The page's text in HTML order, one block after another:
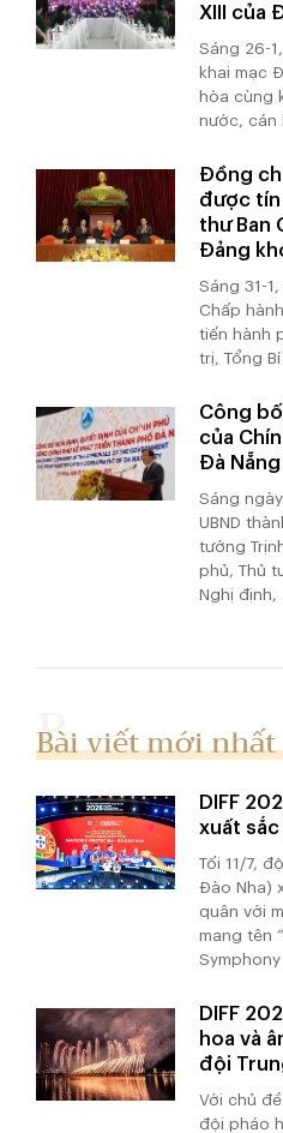
XIII của
Sáng 26-
khai mạc
hòa cùng
nước, cán
Đồng
được tín
thư Ban
Đảng
Sáng 31-
Chấp
tiến hành
trị, Tổng
Công
của
Đà Nẵng
Sáng
UBND
tướng
phủ, Thủ
Nghị định,
Bài viết mới nhất
DIFF
xuất
Tối 11/7,
Đào Nha)
quân với
mang tên
Symphony
DIFF
hoa và
đội
Với chủ
đội pháo